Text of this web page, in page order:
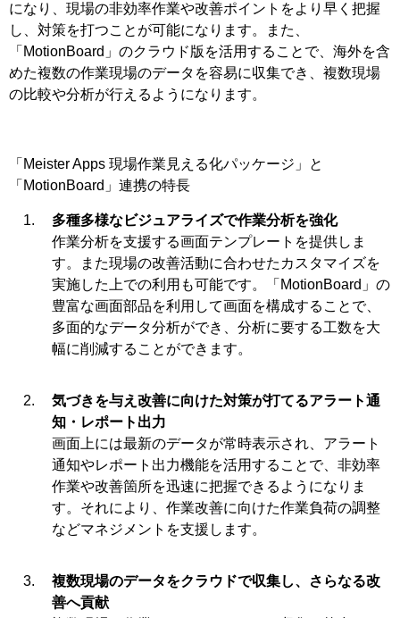
になり、現場の非効率作業や改善ポイントをより早く把握
し、対策を打つことが可能になります。また、
「MotionBoard」のクラウド版を活用することで、海外を含
めた複数の作業現場のデータを容易に収集でき、複数現場
の比較や分析が行えるようになります。
「Meister Apps 現場作業見える化パッケージ」と
「MotionBoard」連携の特長
多種多様なビジュアライズで作業分析を強化
作業分析を支援する画面テンプレートを提供しま
す。また現場の改善活動に合わせたカスタマイズを
実施した上での利用も可能です。「MotionBoard」の
豊富な画面部品を利用して画面を構成することで、
多面的なデータ分析ができ、分析に要する工数を大
幅に削減することができます。
気づきを与え改善に向けた対策が打てるアラート通
知・レポート出力
画面上には最新のデータが常時表示され、アラート
通知やレポート出力機能を活用することで、非効率
作業や改善箇所を迅速に把握できるようになりま
す。それにより、作業改善に向けた作業負荷の調整
などマネジメントを支援します。
複数現場のデータをクラウドで収集し、さらなる改
善へ貢献